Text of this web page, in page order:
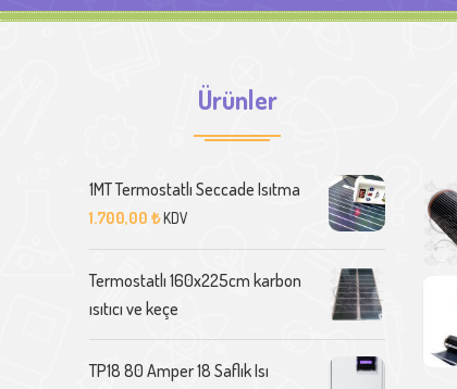
Ürünler
1MT Termostatlı Seccade Isıtma
1.700,00 ₺KDV
Termostatlı 160x225cm karbon
ısıtıcı ve keçe
TP18 80 Amper 18 Saflık Isı